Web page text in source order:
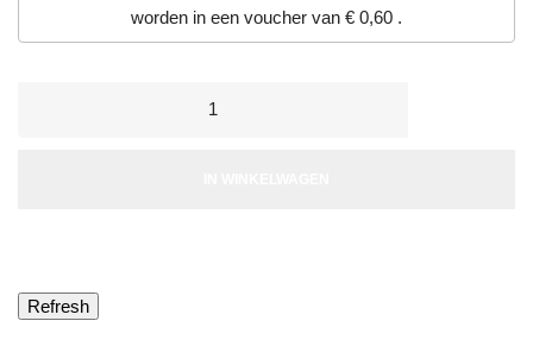
worden in een voucher van € 0,60 .